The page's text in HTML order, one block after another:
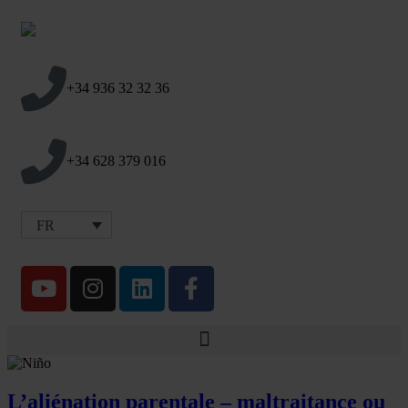
+34 936 32 32 36
+34 628 379 016
FR
L’aliénation parentale – maltraitance ou